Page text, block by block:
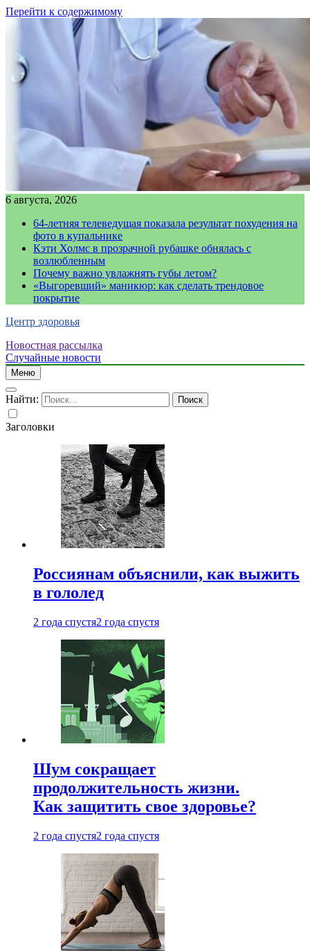
Перейти к содержимому
6 августа, 2026
64-летняя телеведущая показала результат похудения на
фото в купальнике
Кэти Холмс в прозрачной рубашке обнялась с
возлюбленным
Почему важно увлажнять губы летом?
«Выгоревший» маникюр: как сделать трендовое
покрытие
Центр здоровья
Новостная рассылка
Случайные новости
Меню
Найти:
Заголовки
Россиянам объяснили, как выжить
в гололед
2 года спустя2 года спустя
Шум сокращает
продолжительность жизни.
Как защитить свое здоровье?
2 года спустя2 года спустя